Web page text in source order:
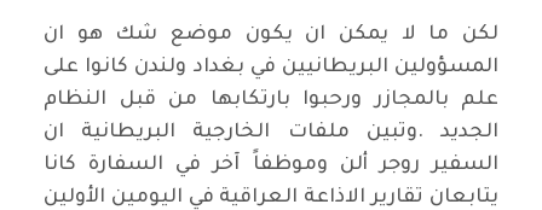
لكن ما لا يمكن ان يكون موضع شك هو ان
المسؤولين البريطانيين في بغداد ولندن كانوا على
علم بالمجازر ورحبوا بارتكابها من قبل النظام
الجديد.وتبين ملفات الخارجية البريطانية ان
السفير روجر ألن وموظفاً آخر في السفارة كانا
يتابعان تقارير الاذاعة العراقية في اليومين الأولين